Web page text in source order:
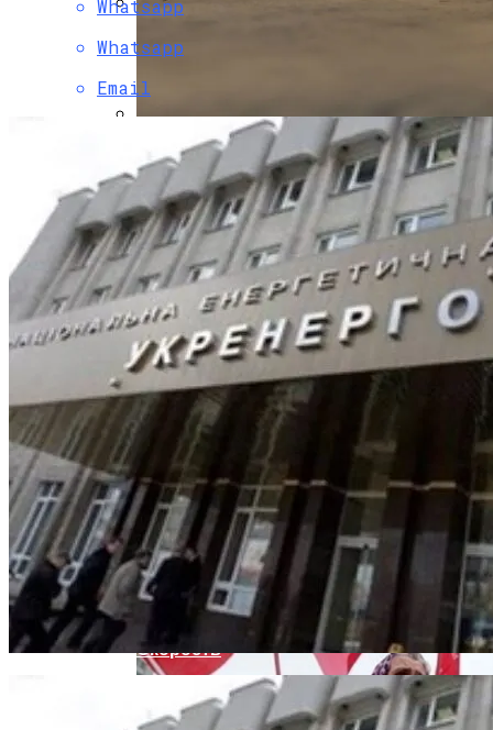
Врачи Рассказали, Кому Нельзя Пить
Минеральную Воду
В Свободе Объяснили Низкий Процент
На Выборах В Раду
Женщине, Подкупавшей Избирателей,
Грозит Тюрьма
В Украину Может Хлынуть Поток
Дешевых Авто Из США: В Чем Подвох
Названы Автомобили, Владельцы
Которых Чаще Всего Превышают
Скорость
Whatsapp
Whatsapp
Email